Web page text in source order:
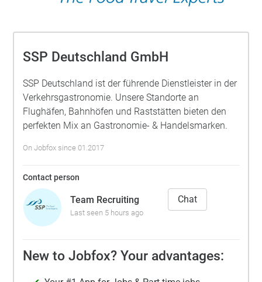
SSP Deutschland GmbH
SSP Deutschland ist der führende Dienstleister in der
Verkehrsgastronomie. Unsere Standorte an
Flughäfen, Bahnhöfen und Raststätten bieten den
perfekten Mix an Gastronomie- & Handelsmarken.
On Jobfox since 01.2017
Contact person
Team Recruiting
Last seen 5 hours ago
Chat
New to Jobfox? Your advantages: